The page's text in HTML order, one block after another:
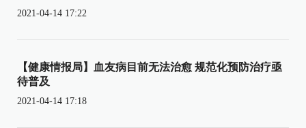
2021-04-14 17:22
【健康情报局】血友病目前无法治愈 规范化预防治疗亟
待普及
2021-04-14 17:18